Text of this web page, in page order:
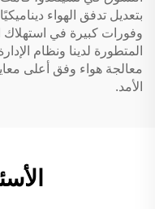
بتعديل تدفق الهواء
وفورات كبيرة في استهلاك
المتطورة لدينا ونظام
معالجة هواء وفق أعلى
الأمد.